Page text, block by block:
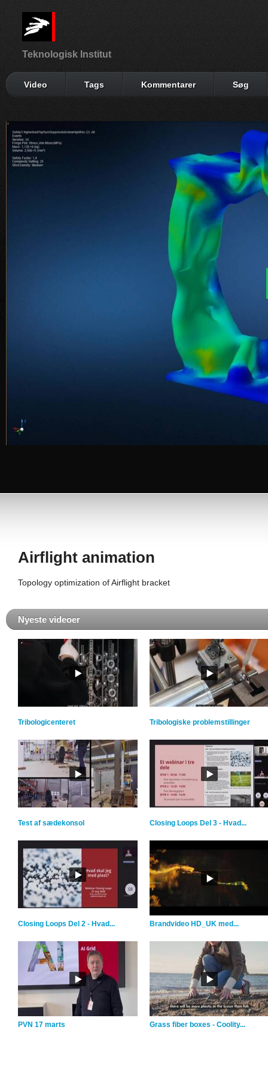
Teknologisk Institut
Video Tags Kommentarer Søg
Airflight animation
Topology optimization of Airflight bracket
Nyeste videoer
Tribologicenteret Tribologiske problemstillinger
Test af sædekonsol Closing Loops Del 3 - Hvad...
Closing Loops Del 2 - Hvad... Brandvideo HD_UK med...
PVN 17 marts Grass fiber boxes - Coolity...